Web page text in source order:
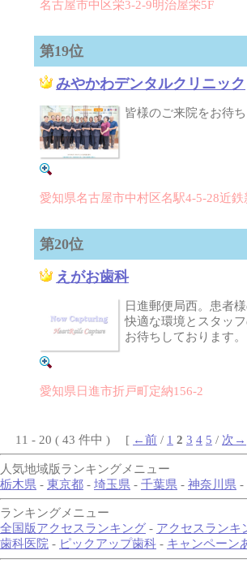
名古屋市中区栄3-2-9明治屋栄5F
第19位
みやかわデンタルクリニック
皆様のご来院をお待ち
愛知県名古屋市中村区名駅4-5-28近
第20位
えがお歯科
日進郵便局西。患者
快適な環境とスタッ
お待ちしております。
愛知県日進市折戸町定納156-2
11 - 20 ( 43 件中 ) [ ←前 / 1 2 3 4 5 / 次→
人気地域版ランキングメニュー
栃木県 - 東京都 - 埼玉県 - 千葉県 - 神奈川県 -
ランキングメニュー
全国版アクセスランキング - アクセスランキ
歯科医院 - ピックアップ歯科 - キャンペーン